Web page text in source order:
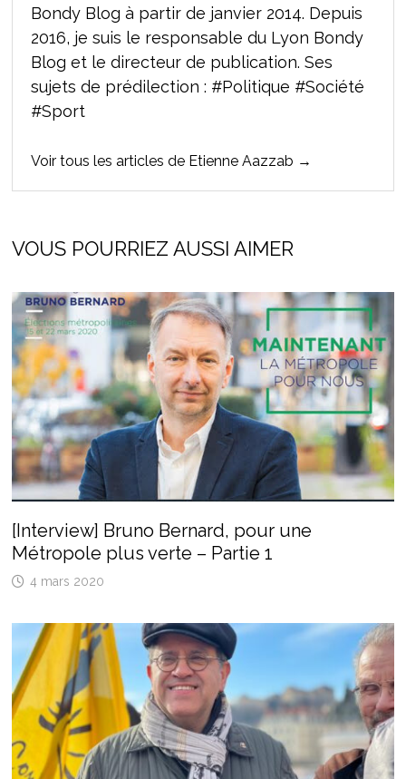
Bondy Blog à partir de janvier 2014. Depuis
2016, je suis le responsable du Lyon Bondy
Blog et le directeur de publication. Ses
sujets de prédilection : #Politique #Société
#Sport
Voir tous les articles de Etienne Aazzab →
VOUS POURRIEZ AUSSI AIMER
[Interview] Bruno Bernard, pour une
Métropole plus verte – Partie 1
4 mars 2020